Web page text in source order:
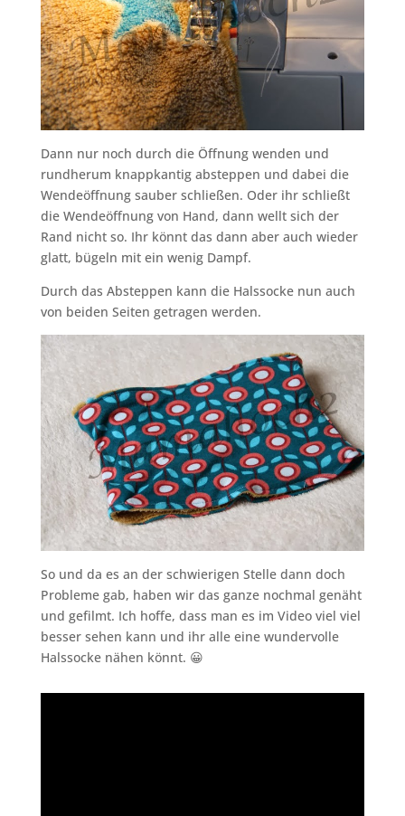
Dann nur noch durch die Öffnung wenden und
rundherum knappkantig absteppen und dabei die
Wendeöffnung sauber schließen. Oder ihr schließt
die Wendeöffnung von Hand, dann wellt sich der
Rand nicht so. Ihr könnt das dann aber auch wieder
glatt, bügeln mit ein wenig Dampf.
Durch das Absteppen kann die Halssocke nun auch
von beiden Seiten getragen werden.
So und da es an der schwierigen Stelle dann doch
Probleme gab, haben wir das ganze nochmal genäht
und gefilmt. Ich hoffe, dass man es im Video viel viel
besser sehen kann und ihr alle eine wundervolle
Halssocke nähen könnt. 😀